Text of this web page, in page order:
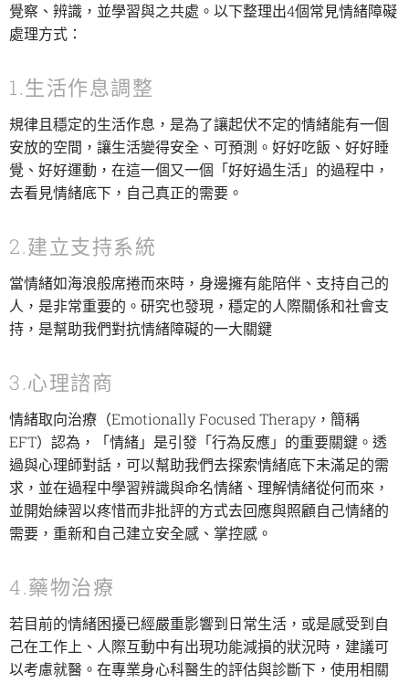
覺察、辨識，並學習與之共處。以下整理出4個常見情緒障礙
處理方式：
1.生活作息調整
規律且穩定的生活作息，是為了讓起伏不定的情緒能有一個
安放的空間，讓生活變得安全、可預測。好好吃飯、好好睡
覺、好好運動，在這一個又一個「好好過生活」的過程中，
去看見情緒底下，自己真正的需要。
2.建立支持系統
當情緒如海浪般席捲而來時，身邊擁有能陪伴、支持自己的
人，是非常重要的。研究也發現，穩定的人際關係和社會支
持，是幫助我們對抗情緒障礙的一大關鍵
3.心理諮商
情緒取向治療（Emotionally Focused Therapy，簡稱
EFT）認為，「情緒」是引發「行為反應」的重要關鍵。透
過與心理師對話，可以幫助我們去探索情緒底下未滿足的需
求，並在過程中學習辨識與命名情緒、理解情緒從何而來，
並開始練習以疼惜而非批評的方式去回應與照顧自己情緒的
需要，重新和自己建立安全感、掌控感。
4.藥物治療
若目前的情緒困擾已經嚴重影響到日常生活，或是感受到自
己在工作上、人際互動中有出現功能減損的狀況時，建議可
以考慮就醫。在專業身心科醫生的評估與診斷下，使用相關